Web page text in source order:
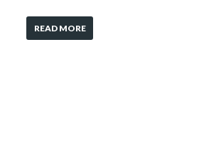
READ MORE